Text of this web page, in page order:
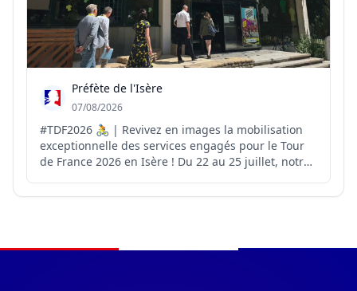
Préfète de l'Isère
07/08/2026
#TDF2026 🚴 | Revivez en images la mobilisation
exceptionnelle des services engagés pour le Tour
de France 2026 en Isère ! Du 22 au 25 juillet, notre
France. 4️⃣ jours d’engagement collectif pour